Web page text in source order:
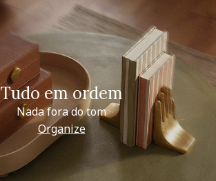
Tudo em ordem
Nada fora do tom
Organize